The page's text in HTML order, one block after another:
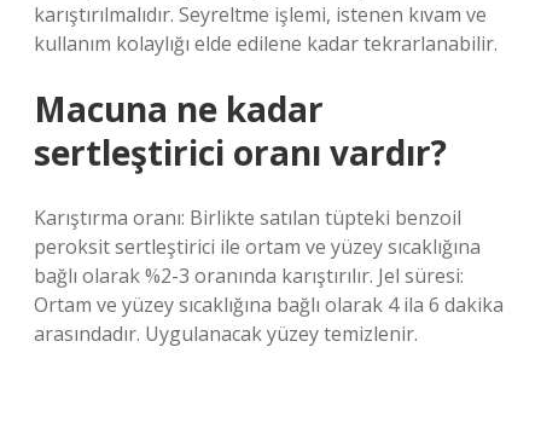
karıştırılmalıdır. Seyreltme işlemi, istenen kıvam ve
kullanım kolaylığı elde edilene kadar tekrarlanabilir.
Macuna ne kadar
sertleştirici oranı vardır?
Karıştırma oranı: Birlikte satılan tüpteki benzoil
peroksit sertleştirici ile ortam ve yüzey sıcaklığına
bağlı olarak %2-3 oranında karıştırılır. Jel süresi:
Ortam ve yüzey sıcaklığına bağlı olarak 4 ila 6 dakika
arasındadır. Uygulanacak yüzey temizlenir.